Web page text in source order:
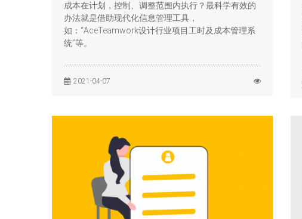
成本在计划，控制、调整范围内执行？最科学有效的
办法就是借助现代化信息管理工具，
如：“AceTeamwork设计行业项目工时及成本管理系
统”等。
2021-04-07